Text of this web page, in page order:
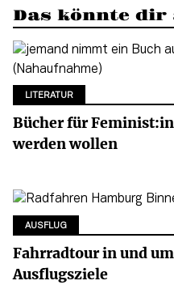
Das könnte dir
LITERATUR
Bücher für
werden wollen
AUSFLUG
Fahrradtour in und
Ausflugsziele